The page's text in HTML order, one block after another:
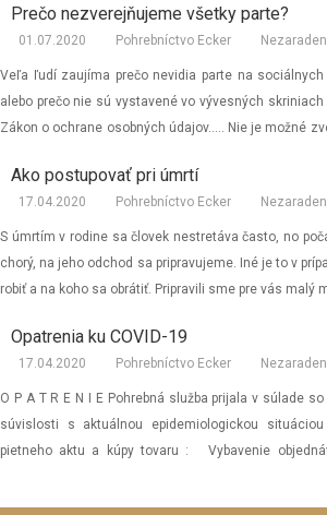
Prečo nezverejňujeme všetky parte?
01.07.2020 Pohrebníctvo Ecker
Veľa ľudí zaujíma prečo nevidia parte na
alebo prečo nie sú vystavené vo vývesných
Zákon o ochrane osobných údajov….. Nie je možné
Ako postupovať pri úmrtí
17.04.2020 Pohrebníctvo Ecker
S úmrtím v rodine sa človek nestretáva často, no
chorý, na jeho odchod sa pripravujeme. Iné je to v
robiť a na koho sa obrátiť. Pripravili sme pre vás malý
Opatrenia ku COVID-19
17.04.2020 Pohrebníctvo Ecker
O P A T R E N I E Pohrebná služba prijala v súlade
súvislosti s aktuálnou epidemiologickou
pietneho aktu a kúpy tovaru : Vybavenie